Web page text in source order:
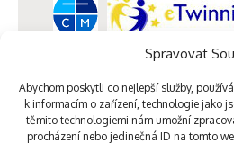
Spravovat
Abychom poskytli co nejlepší služby,
k informacím o zařízení, technologie jako
těmito technologiemi nám umožní
procházení nebo jedinečná ID na tomto